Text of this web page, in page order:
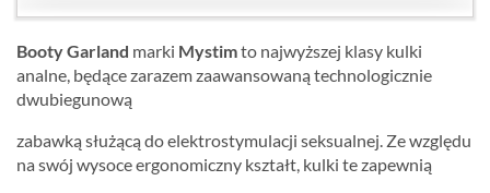
Booty Garland marki Mystimto najwyższej klasy kulki
analne, będące zarazem zaawansowaną technologicznie
dwubiegunową
zabawką służącą do elektrostymulacji seksualnej. Ze względu
na swój wysoce ergonomiczny kształt, kulki te zapewnią